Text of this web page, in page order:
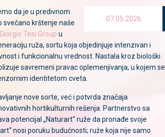
07.05.2026
da je u predivnom
svečano krštenje naše
Giorgio Tesi Group u
ruža, sortu koja objedinjuje intenzivan i
i funkcionalnu vrednost. Nastala kroz biološki
savremeni pravac oplemenjivanja, u kojem se
identitetom cveta.
nove sorte, već i potvrda značaja
hortikulturnih rešenja. Partnerstvo sa
potencijal „Naturart“ ruže da pronađe svoje
nosi poruku budućnosti; ruže koja nije samo